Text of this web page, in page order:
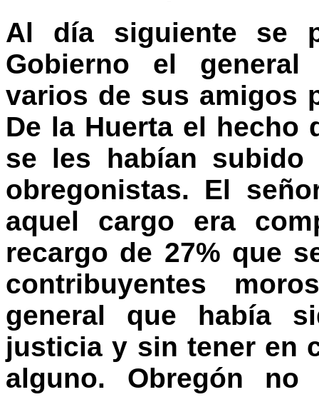
Al día siguiente se
Gobierno el general
varios de sus amigos
De la Huerta el hecho
se les habían
obregonistas. El
aquel cargo era
recargo de 27% que
contribuyentes
general que había
justicia y sin tener en
alguno. Obregón